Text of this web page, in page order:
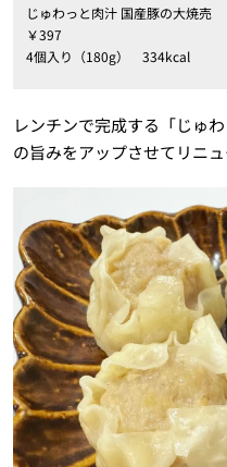
じゅわっと肉汁 国産豚の大焼売
￥397
4個入り（180g） 334kcal
レンチンで完成する「じゅ
の旨みをアップさせてリニュ